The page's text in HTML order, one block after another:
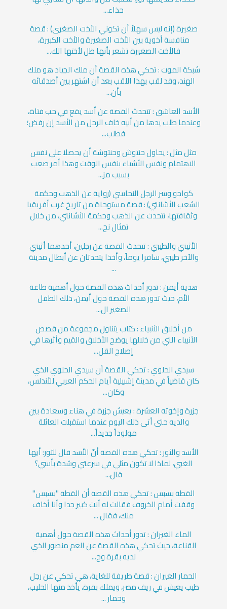
حذاء...
صغيرة (إنه ليس سهلاً أن تكوني الأخت الصغرى) : قصة
منافسة أخوية بين الأخت الصغيرة والأخت الكبيرة،
فالأخت الصغيرة تشعر بأنها ظل لأختها الك...
شبكة الموت : تحكي هذه القصة أن ملك الجياد هو ملك
الهند، وقد لقب بهذا اللقب بعد أن اشتهر بين أصدقائه
بأن...
الأسد العاشق : تتحدث القصة عن أسد يقع في حب فتاة،
وعندما طلب يدها من أبيه خاف الرجل من الأسد إن رفض؛
فطلب...
مثل مثل : يحاول حنتوش وحنتوشة أن يحصلا على نفس
الاهتمام ونفس الأشياء بنفس الوقت وهذا أمر صعب
بسبب مز...
كواجو وسر الرجل النحاسي (رواية عن الذهب وحكمة
الشعب الأشانتي) : قصة مستوحاة من تاريخ غرب أفريقيا
وثقافتها، تتحدث عن الذهب وحكمة الأشانتي، من خلال
تمثال نح...
الأثيني والطيبي : تتحدث القصة عن رجلين، أحدهما أثيني
والآخر طيبي، سافرا يوماً، وأخذا يتحدثان عن أبطال مدينة
...
هدية أيمن : تدور أحداث هذه القصة حول أهمية طاعة
الأم، حيث تدور هذه القصة حول أيمن، ذلك الطفل
الصغير ال...
من أخلاق الأنبياء : كتاب يتناول مجموعة من قصص
الأنبياء التي من خلالها يوضح الأخلاق والقيم وأثرها في
إصلاح القل...
سيدي الحلوي : تحكي القصة أن سيدي الحلوي الذي
كان قاضياً في مدينة إشبيلية أيام الحكم العربي للأندلس،
وكان...
جزرة وإخوته العشرة : يعيش جزرة في هناء وسعادة بين
والديه حتى أتى ذلك اليوم عندما استقبلت العائلة
مولوداً جديداً...
الأسد والثور : تحكي هذه القصة أنّ الأسد قال للثور: أيها
الغبي، لماذا لا تكون مثلي في سرعتي وشدة بأسي؟
قال...
القطة بسبس : تحكي هذه القصة أن القطة "بسبس"
وقفت أمام الخروف فقالت له أنت كبير جدا وأنا أخاف
منك، فقال ...
الماء الغيران : تدور أحداث هذه القصة حول أهمية
القناعة، حيث تحكي هذه القصة عن العم منصور الذي
لديه بقرة وح...
الحمار الغيران : قصة طريفة للغاية، هي تحكي عن رجل
طيب يعيش في ريف مصر، ويملك بقرة، يأخذ منها الحليب،
وحمار ...